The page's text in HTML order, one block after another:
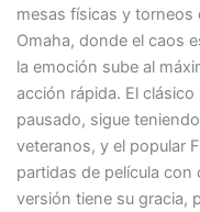
mesas físicas y torneos
Omaha, donde el caos
la emoción sube al
acción rápida. El
pausado, sigue
veteranos, y el popular
partidas de película con
versión tiene su gracia,